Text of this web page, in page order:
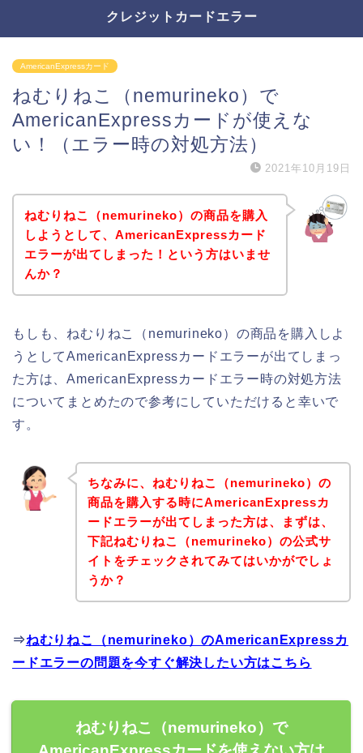
クレジットカードエラー
AmericanExpressカード
ねむりねこ（nemurineko）で
AmericanExpressカードが使えな
い！（エラー時の対処方法）
2021年10月19日
ねむりねこ（nemurineko）の商品を購入
しようとして、AmericanExpressカード
エラーが出てしまった！という方はいませ
んか？
もしも、ねむりねこ（nemurineko）の商品を購入しよ
うとしてAmericanExpressカードエラーが出てしまっ
た方は、AmericanExpressカードエラー時の対処方法
についてまとめたので参考にしていただけると幸いで
す。
ちなみに、ねむりねこ（nemurineko）の
商品を購入する時にAmericanExpressカ
ードエラーが出てしまった方は、まずは、
下記ねむりねこ（nemurineko）の公式サ
イトをチェックされてみてはいかがでしょ
うか？
⇒ねむりねこ（nemurineko）のAmericanExpressカ
ードエラーの問題を今すぐ解決したい方はこちら
ねむりねこ（nemurineko）で